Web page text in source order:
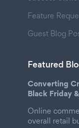
Feature
Guest Blog
Featured
Converting
Black Friday
Online
overall retail